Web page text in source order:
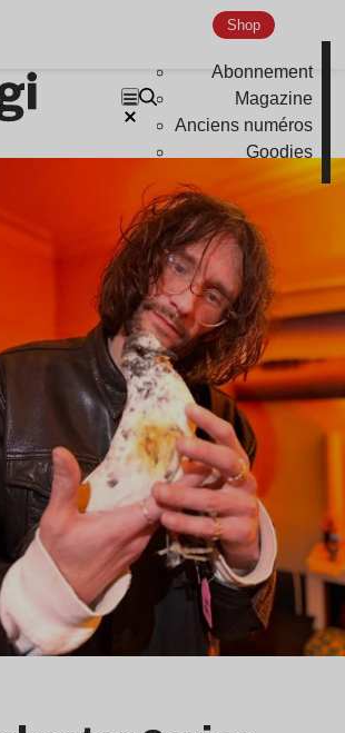
Shop
Abonnement
Magazine
Anciens numéros
Goodies